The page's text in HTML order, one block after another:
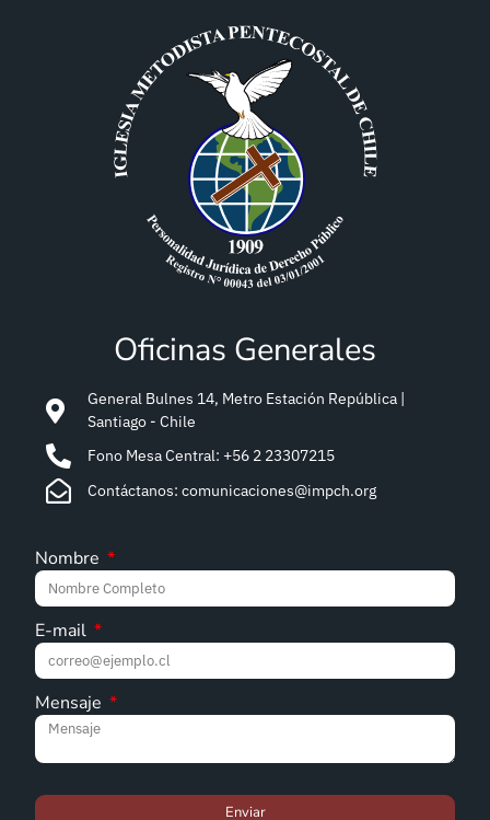
Oficinas Generales
General Bulnes 14, Metro Estación República |
Santiago - Chile
Fono Mesa Central: +56 2 23307215
Contáctanos: comunicaciones@impch.org
Nombre
E-mail
Mensaje
Enviar